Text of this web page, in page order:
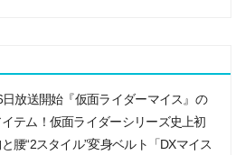
日放送開始『仮面ライダーマイス』の
テム！仮面ライダーシリーズ史上初
腰“2スタイル”変身ベルト「DXマイス